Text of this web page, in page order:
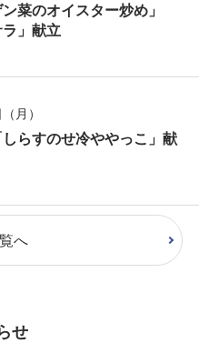
菜のオイスター炒め」
ラ」献立
月）
しらすのせ冷ややっこ」献
へ
せ